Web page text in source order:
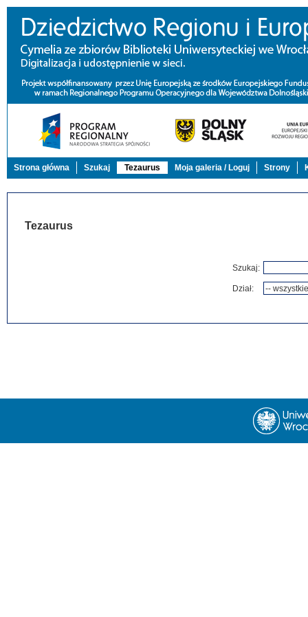
Strona główna Szukaj Tezaurus Moja galeria / Loguj Strony
Tezaurus
Szukaj:
Dział: